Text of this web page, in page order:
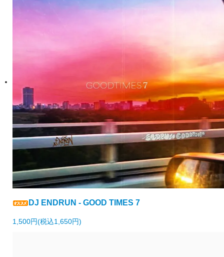
DJ ENDRUN - GOOD TIMES 7
1,500円(税込1,650円)